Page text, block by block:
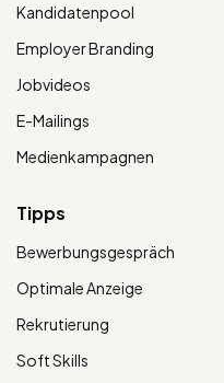
Kandidatenpool
Employer Branding
Jobvideos
E-Mailings
Medienkampagnen
Tipps
Bewerbungsgespräch
Optimale Anzeige
Rekrutierung
Soft Skills